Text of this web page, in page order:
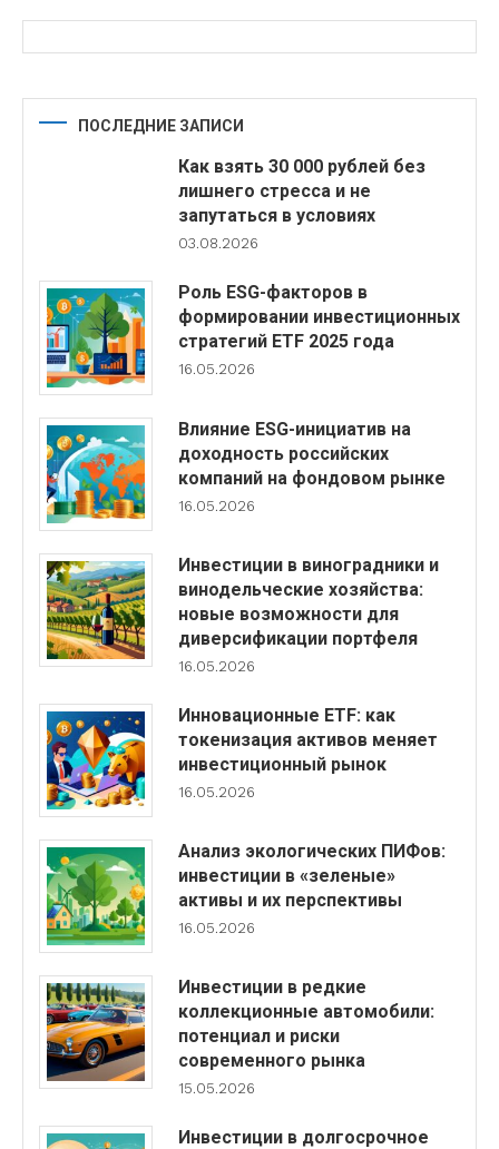
ПОСЛЕДНИЕ ЗАПИСИ
Как взять 30 000 рублей без
лишнего стресса и не
запутаться в условиях
03.08.2026
Роль ESG-факторов в
формировании инвестиционных
стратегий ETF 2025 года
16.05.2026
Влияние ESG-инициатив на
доходность российских
компаний на фондовом рынке
16.05.2026
Инвестиции в виноградники и
винодельческие хозяйства:
новые возможности для
диверсификации портфеля
16.05.2026
Инновационные ETF: как
токенизация активов меняет
инвестиционный рынок
16.05.2026
Анализ экологических ПИФов:
инвестиции в «зеленые»
активы и их перспективы
16.05.2026
Инвестиции в редкие
коллекционные автомобили:
потенциал и риски
современного рынка
15.05.2026
Инвестиции в долгосрочное